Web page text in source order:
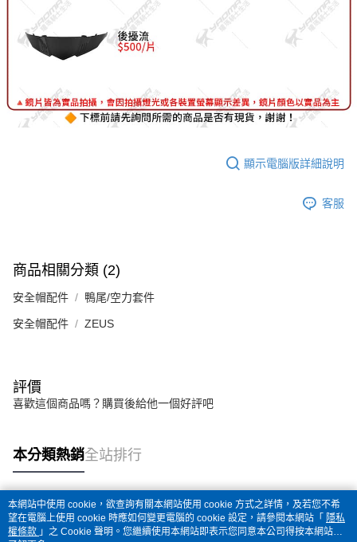
顯示電腦版詳細說明
客服
商品相關分類 (2)
安全帽配件 鴨尾/空力套件
安全帽配件 ZEUS
評價
喜歡這個商品嗎？購買後給他一個好評吧
本分類熱銷全站排行
熱門標籤
本網站中使用 cookie，欲查詢有關本網站使用 cookie 方式之詳情，及若您不希
望在電腦上使用 cookie 時應如何變更電腦的 cookie 設定，請參閱本網站「 隱私
權條款 」之 Cookie 聲明。您繼續使用本網站即表示您同意本公司得按本網站使